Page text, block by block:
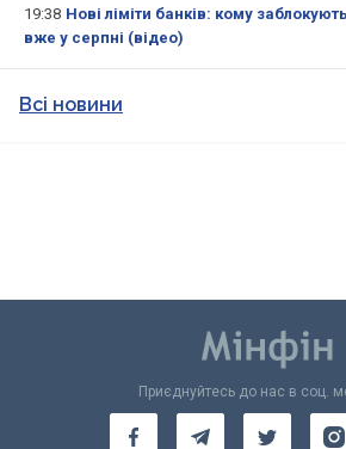
19:38 Нові ліміти банків: кому
вже у серпні (відео)
Всі новини
Приєднуйтесь до нас в соц.